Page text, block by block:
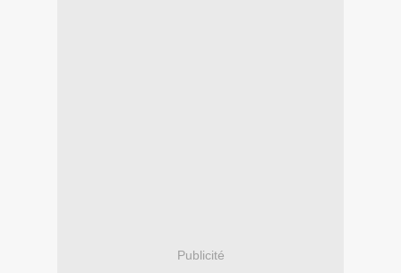
Publicité